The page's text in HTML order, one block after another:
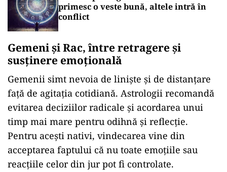
primesc o veste bună, altele intră în
conflict
Gemeni și Rac, între retragere și
susținere emoțională
Gemenii simt nevoia de liniște și de distanțare
față de agitația cotidiană. Astrologii recomandă
evitarea deciziilor radicale și acordarea unui
timp mai mare pentru odihnă și reflecție.
Pentru acești nativi, vindecarea vine din
acceptarea faptului că nu toate emoțiile sau
reacțiile celor din jur pot fi controlate.